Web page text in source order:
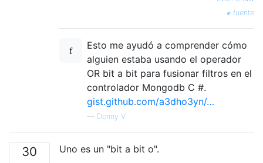
fuente
Esto me ayudó a comprender cómo
alguien estaba usando el operador
OR bit a bit para fusionar filtros en el
controlador Mongodb C #.
gist.github.com/a3dho3yn/…
— Donny V.
30
Uno es un "bit a bit o".